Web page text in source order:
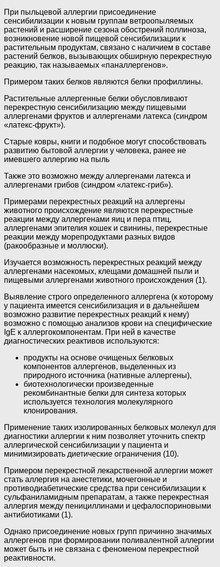
При пыльцевой аллергии присоединение
сенсибилизации к новым группам ветроопыляемых
растений и расширение сезона обострений поллиноза,
возникновение новой пищевой сенсибилизации к
растительным продуктам, связано с наличием в составе
растений белков, вызывающих обширную перекрестную
реакцию, так называемых «паналлергенов».
Примером таких белков являются белки профиллины.
Растительные аллергенные белки обусловливают
перекрестную сенсибилизацию между пищевыми
аллергенами фруктов и аллергенами латекса (синдром
«латекс-фрукт»).
Старые ковры, книги и подобное могут способствовать
развитию бытовой аллергии у человека, ранее не
имевшего аллергию на пыль
Также это возможно между аллергенами латекса и
аллергенами грибов (синдром «латекс-гриб»).
Примерами перекрестных реакций на аллергены
животного происхождение являются перекрестные
реакции между аллергенами яиц и пера птиц,
аллергенами эпителия кошек и свинины, перекрестные
реакции между морепродуктами разных видов
(ракообразные и моллюски).
Изучается возможность перекрестных реакций между
аллергенами насекомых, клещами домашней пыли и
пищевыми аллергенами животного происхождения (1).
Выявление строго определенного аллергена (к которому
у пациента имеется сенсибилизация и в дальнейшем
возможно развитие перекрестных реакций к нему)
возможно с помощью анализов крови на специфические
IgE к аллергокомпонентам. При ней в качестве
диагностических реактивов используются:
продукты на основе очищеных белковых
компонентов аллергенов, выделенных из
природного источника (нативные аллергены),
биотехнологически произведенные
рекомбинантные белки для синтеза которых
используется технология молекулярного
клонирования.
Применение таких изолированных белковых молекул для
диагностики аллергии к ним позволяет уточнить спектр
аллергической сенсибилизации у пациента и
минимизировать диетические ограничения (10).
Примером перекрестной лекарственной аллергии может
стать аллергия на анестетики, мочегонные и
противодиабетические средства при сенсибилизации к
сульфаниламидным препаратам, а также перекрестная
аллергия между пенициллинами и цефалоспориновыми
антибиотиками (1).
Однако присоединение новых групп причинно значимых
аллергенов при формировании поливалентной аллергии
может быть и не связана с феноменом перекрестной
реактивности.